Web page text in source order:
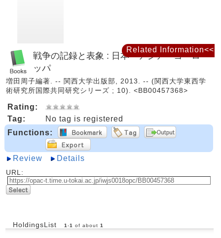
戦争の記録と表象 : 日本・アジア・ヨーロ
ッパ
増田周子編著. -- 関西大学出版部, 2013. -- (関西大学東西学
術研究所国際共同研究シリーズ ; 10). <BB00457368>
Rating:
Tag:
No tag is registered
Functions:
Review Details
URL:
HoldingsList 1 -1 of about 1
Related Information<<